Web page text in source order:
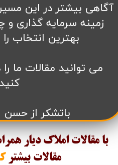
آگاهی بیشتر در این
زمینه سرمایه گذاری
بهترین انتخاب
می توانید مقالات ما
باتشکر از حسن
با مقالات املاک دیار
مقالات بیشتر